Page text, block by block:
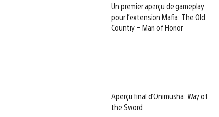
Un premier aperçu de gameplay
pour l’extension Mafia: The Old
Country – Man of Honor
Aperçu final d’Onimusha: Way of
the Sword